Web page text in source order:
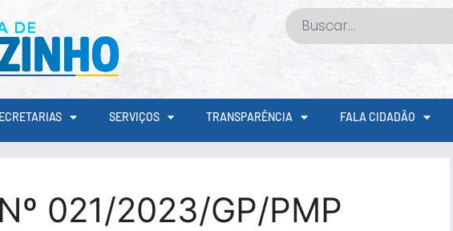
SERVIÇOS TRANSPARÊNCIA FALA CIDADÃO
021/2023/GP/PMP